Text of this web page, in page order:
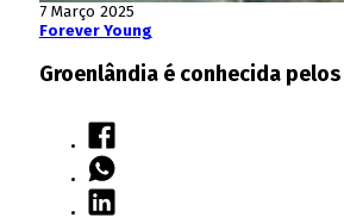
7 Março 2025
Forever Young
Groenlândia é conhecida